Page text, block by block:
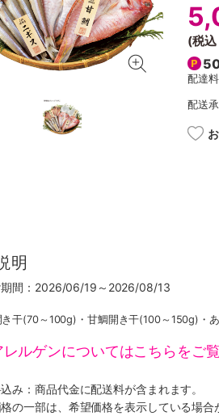
(税込
配達
配送
明
間：2026/06/19～2026/08/13
き干(70～100g)・甘鯛開き干(100～150g)・
ルゲンについてはこちらをご覧
み：商品代金に配送料が含まれます。
の一部は、希望価格を表示している場合